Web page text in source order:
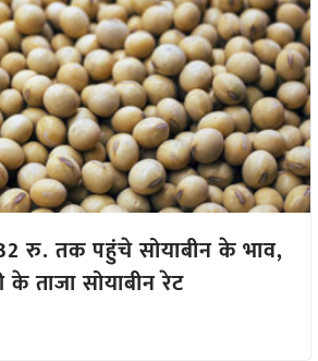
रु. तक पहुंचे सोयाबीन के भाव,
ताजा सोयाबीन रेट